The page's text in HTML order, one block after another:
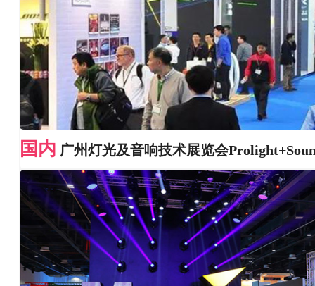
国内 广州灯光及音响技术展览会